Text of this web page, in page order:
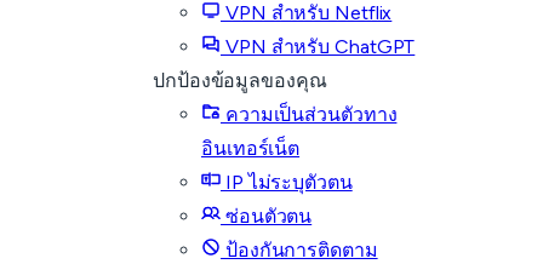
VPN สำหรับ Netflix
VPN สำหรับ ChatGPT
ปกป้องข้อมูลของคุณ
ความเป็นส่วนตัวทาง
อินเทอร์เน็ต
IP ไม่ระบุตัวตน
ซ่อนตัวตน
ป้องกันการติดตาม